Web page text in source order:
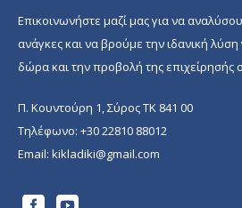
Επικοινωνήστε μαζί μας για να
ανάγκες και να βρούμε την ιδανική λύση
δώρα και την προβολή της επιχείρησής
Π. Κουντούρη 1, Σύρος ΤΚ 841 00
Τηλέφωνο: +30 22810 88012
Email: kikladiki@gmail.com